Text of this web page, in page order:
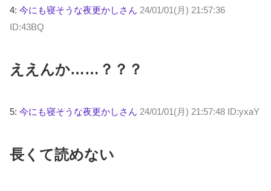
4: 今にも寝そうな夜更かしさん 24/01/01(月) 21:57:36
ID:43BQ
ええんか……？？？
5: 今にも寝そうな夜更かしさん 24/01/01(月) 21:57:48 ID:yxaY
長くて読めない